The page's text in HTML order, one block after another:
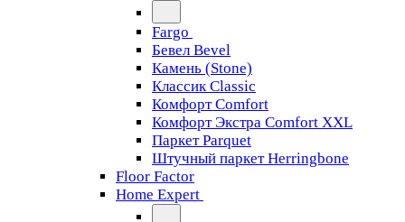
Fargo
Бевел Bevel
Камень (Stone)
Классик Classic
Комфорт Comfort
Комфорт Экстра Comfort XXL
Паркет Parquet
Штучный паркет Herringbone
Floor Factor
Home Expert